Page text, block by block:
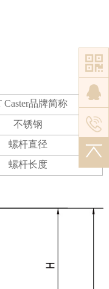
Caster品牌简称
不锈钢
螺杆直径
螺杆长度